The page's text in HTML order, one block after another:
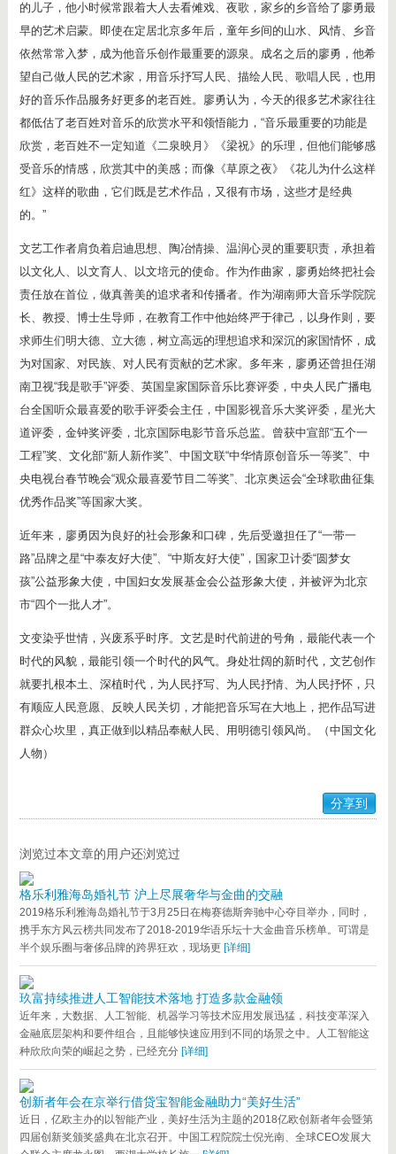
的儿子，他小时候常跟着大人去看傩戏、夜歌，家乡的乡音给了廖勇最
早的艺术启蒙。即使在定居北京多年后，童年乡间的山水、风情、乡音
依然常常入梦，成为他音乐创作最重要的源泉。成名之后的廖勇，他希
望自己做人民的艺术家，用音乐抒写人民、描绘人民、歌唱人民，也用
好的音乐作品服务好更多的老百姓。廖勇认为，今天的很多艺术家往往
都低估了老百姓对音乐的欣赏水平和领悟能力，“音乐最重要的功能是
欣赏，老百姓不一定知道《二泉映月》《梁祝》的乐理，但他们能够感
受音乐的情感，欣赏其中的美感；而像《草原之夜》《花儿为什么这样
红》这样的歌曲，它们既是艺术作品，又很有市场，这些才是经典
的。”
文艺工作者肩负着启迪思想、陶冶情操、温润心灵的重要职责，承担着
以文化人、以文育人、以文培元的使命。作为作曲家，廖勇始终把社会
责任放在首位，做真善美的追求者和传播者。作为湖南师大音乐学院院
长、教授、博士生导师，在教育工作中他始终严于律己，以身作则，要
求师生们明大德、立大德，树立高远的理想追求和深沉的家国情怀，成
为对国家、对民族、对人民有贡献的艺术家。多年来，廖勇还曾担任湖
南卫视“我是歌手”评委、英国皇家国际音乐比赛评委，中央人民广播电
台全国听众最喜爱的歌手评委会主任，中国影视音乐大奖评委，星光大
道评委，金钟奖评委，北京国际电影节音乐总监。曾获中宣部“五个一
工程”奖、文化部“新人新作奖”、中国文联“中华情原创音乐一等奖”、中
央电视台春节晚会“观众最喜爱节目二等奖”、北京奥运会“全球歌曲征集
优秀作品奖”等国家大奖。
近年来，廖勇因为良好的社会形象和口碑，先后受邀担任了“一带一
路”品牌之星“中泰友好大使”、“中斯友好大使”，国家卫计委“圆梦女
孩”公益形象大使，中国妇女发展基金会公益形象大使，并被评为北京
市“四个一批人才”。
文变染乎世情，兴废系乎时序。文艺是时代前进的号角，最能代表一个
时代的风貌，最能引领一个时代的风气。身处壮阔的新时代，文艺创作
就要扎根本土、深植时代，为人民抒写、为人民抒情、为人民抒怀，只
有顺应人民意愿、反映人民关切，才能把音乐写在大地上，把作品写进
群众心坎里，真正做到以精品奉献人民、用明德引领风尚。（中国文化
人物）
分享到
浏览过本文章的用户还浏览过
格乐利雅海岛婚礼节 沪上尽展奢华与金曲的交融
2019格乐利雅海岛婚礼节于3月25日在梅赛德斯奔驰中心夺目举办，同时，
携手东方风云榜共同发布了2018-2019华语乐坛十大金曲音乐榜单。可谓是
半个娱乐圈与奢侈品牌的跨界狂欢，现场更 [详细]
玖富持续推进人工智能技术落地 打造多款金融领
近年来，大数据、人工智能、机器学习等技术应用发展迅猛，科技变革深入
金融底层架构和要件组合，且能够快速应用到不同的场景之中。人工智能这
种欣欣向荣的崛起之势，已经充分 [详细]
创新者年会在京举行借贷宝智能金融助力“美好生活”
近日，亿欧主办的以智能产业，美好生活为主题的2018亿欧创新者年会暨第
四届创新奖颁奖盛典在北京召开。中国工程院院士倪光南、全球CEO发展大